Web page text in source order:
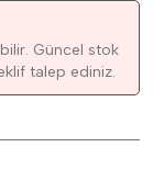
Güncel stok
talep ediniz.